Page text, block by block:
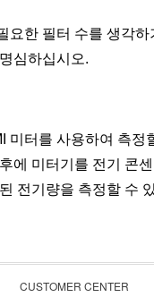
요한 필터 수를 생각하
심하십시오.
미터를 사용하여 측정
에 미터기를 전기 콘
전기량을 측정할 수
CUSTOMER CENTER